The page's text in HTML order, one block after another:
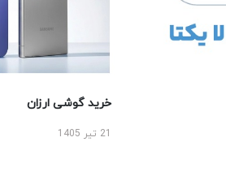
خرید گوشی ارزان